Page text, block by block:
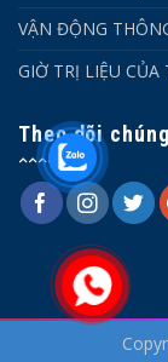
VẬN ĐỘNG
GIỜ TRỊ LIỆU CỦA
Theo dõi